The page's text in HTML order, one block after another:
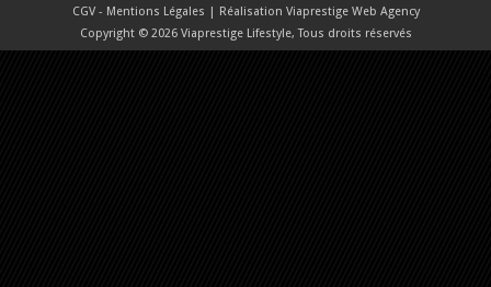
CGV - Mentions Légales | Réalisation Viaprestige Web Agency
Copyright © 2026 Viaprestige Lifestyle, Tous droits réservés